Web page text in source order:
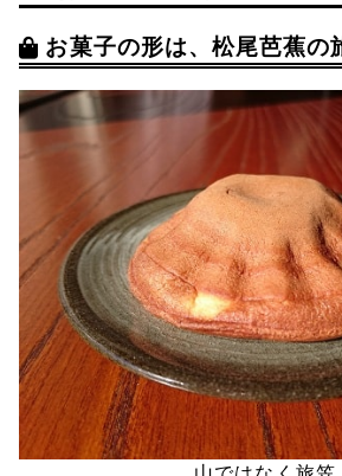
お菓子の形は、松尾芭蕉の